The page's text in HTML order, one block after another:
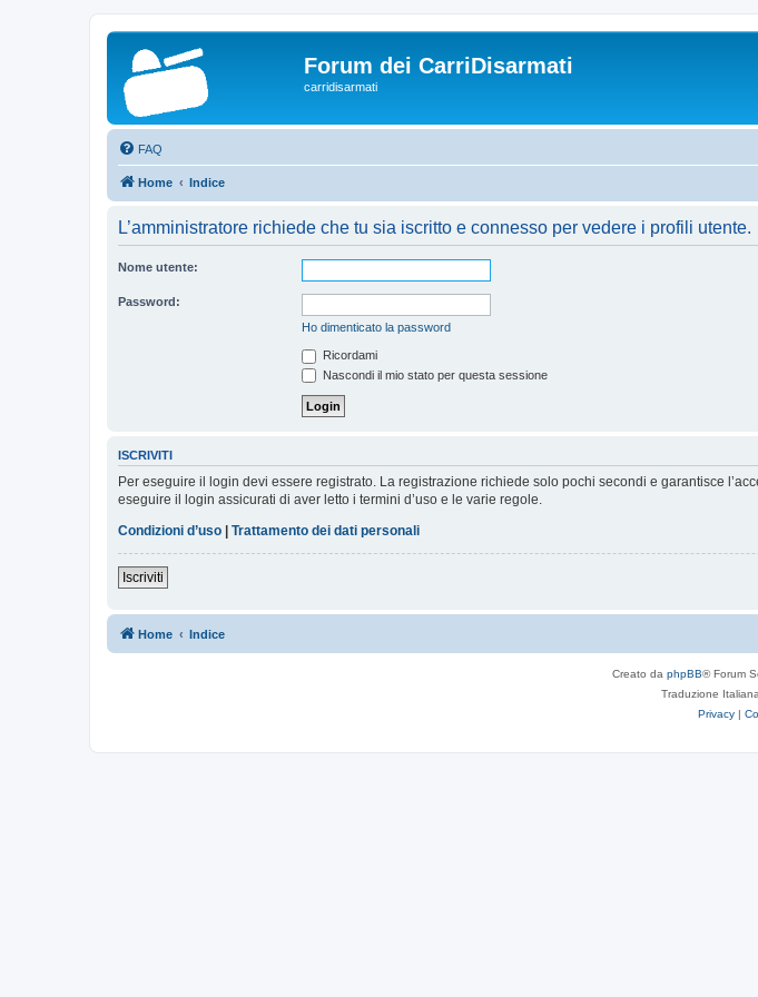
Forum dei CarriDisarmati
carridisarmati
FAQ
Home Indice
L’amministratore richiede che tu sia iscritto e connesso per vedere i profili utente.
Nome utente:
Password:
Ho dimenticato la password
Ricordami
Nascondi il mio stato per questa sessione
ISCRIVITI
Per eseguire il login devi essere registrato. La registrazione richiede solo pochi secondi e garantisce
eseguire il login assicurati di aver letto i termini d’uso e le varie regole.
Condizioni d’uso | Trattamento dei dati personali
Iscriviti
Home Indice
Creato da phpBB® Forum
Traduzione Italiana
Privacy |